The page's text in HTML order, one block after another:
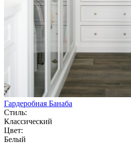
Гардеробная Банаба
Стиль:
Классический
Цвет:
Белый